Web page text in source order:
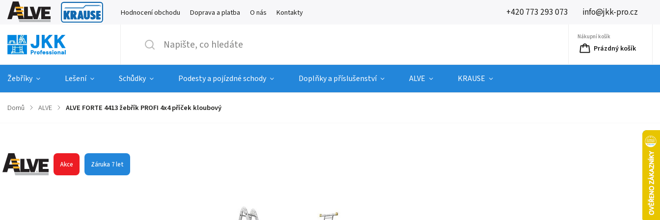
+420 773 293 073 info@jkk-pro.cz
Hodnocení obchodu Doprava a platba O nás Kontakty
Nákupní košík
Prázdný košík
Žebříky Lešení Schůdky Podesty a pojízdné schody Doplňky a příslušenství ALVE KRAUSE
Domů / ALVE / ALVE FORTE 4413 žebřík PROFI 4x4 příček kloubový
Akce Záruka 7 let